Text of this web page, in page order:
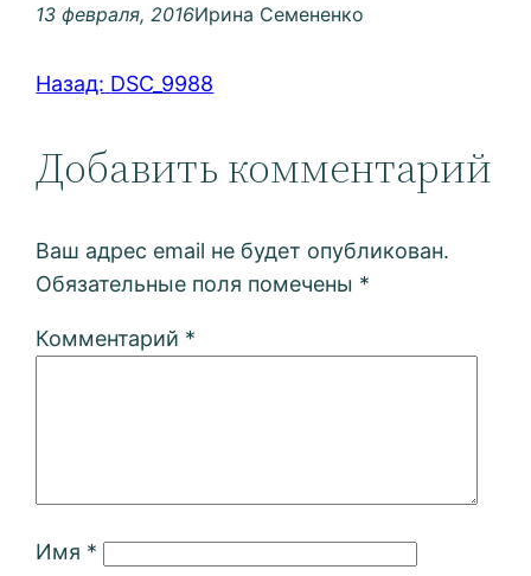
13 февраля, 2016Ирина Семененко
Назад: DSC_9988
Добавить комментарий
Ваш адрес email не будет опубликован.
Обязательные поля помечены *
Комментарий *
Имя *